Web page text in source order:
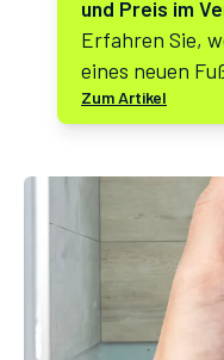
und Preis im
Erfahren Sie,
eines neuen
Wohnlichkeit,
im Vergleich.
Zum Artikel